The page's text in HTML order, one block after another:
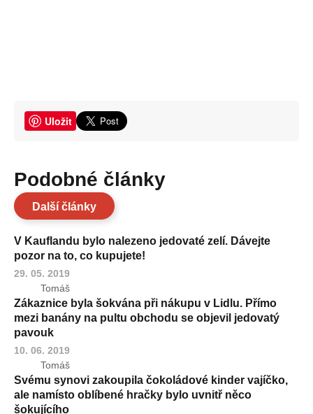
Uložit
Podobné články
Další články
V Kauflandu bylo nalezeno jedovaté zelí. Dávejte
pozor na to, co kupujete!
29. 05. 2019
Tomáš
Zákaznice byla šokvána při nákupu v Lidlu. Přímo
mezi banány na pultu obchodu se objevil jedovatý
pavouk
10. 06. 2019
Tomáš
Svému synovi zakoupila čokoládové kinder vajíčko,
ale namísto oblíbené hračky bylo uvnitř něco
šokujícího